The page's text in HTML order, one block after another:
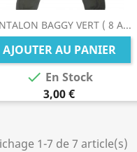
BAGGY VERT ( 8 A...
AJOUTER AU PANIER
 En Stock
3,00 €
1-7 de 7 article(s)